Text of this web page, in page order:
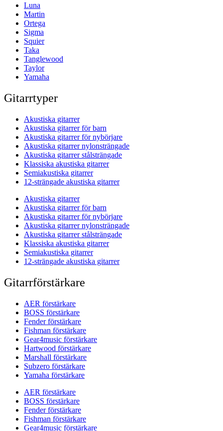
Luna
Martin
Ortega
Sigma
Squier
Taka
Tanglewood
Taylor
Yamaha
Gitarrtyper
Akustiska gitarrer
Akustiska gitarrer för barn
Akustiska gitarrer för nybörjare
Akustiska gitarrer nylonsträngade
Akustiska gitarrer stålsträngade
Klassiska akustiska gitarrer
Semiakustiska gitarrer
12-strängade akustiska gitarrer
Akustiska gitarrer
Akustiska gitarrer för barn
Akustiska gitarrer för nybörjare
Akustiska gitarrer nylonsträngade
Akustiska gitarrer stålsträngade
Klassiska akustiska gitarrer
Semiakustiska gitarrer
12-strängade akustiska gitarrer
Gitarrförstärkare
AER förstärkare
BOSS förstärkare
Fender förstärkare
Fishman förstärkare
Gear4music förstärkare
Hartwood förstärkare
Marshall förstärkare
Subzero förstärkare
Yamaha förstärkare
AER förstärkare
BOSS förstärkare
Fender förstärkare
Fishman förstärkare
Gear4music förstärkare